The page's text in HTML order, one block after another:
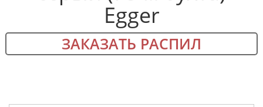
Egger
ЗАКАЗАТЬ РАСПИЛ